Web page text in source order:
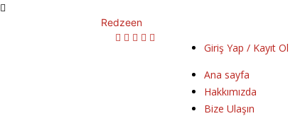
Redzeen
Giriş Yap / Kayıt Ol
Ana sayfa
Hakkımızda
Bize Ulaşın